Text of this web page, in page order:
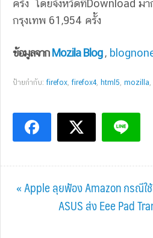
ครั้ง โดยจังหวัดที่Download ม
กรุงเทพ 61,954 ครั้ง
ข้อมูลจากMozila Blog ,
ป้ายกำกับ:firefox,firefox4, html5, mozilla,
Previous
« Apple ลุยฟ้อง Amazon กรณีใ
Next
ASUS ส่ง Eee Pad